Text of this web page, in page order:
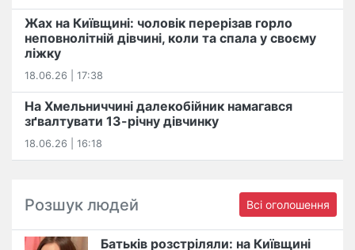
Жах на Київщині: чоловік перерізав горло
неповнолітній дівчині, коли та спала у своєму
ліжку
18.06.26 | 17:38
На Хмельниччині далекобійник намагався
зґвалтувати 13-річну дівчинку
18.06.26 | 16:18
Розшук людей Всі оголошення
Батьків розстріляли: на Київщині